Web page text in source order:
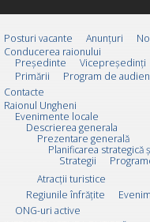
Posturi vacante Anunțuri
Conducerea raionului
Preşedinte
Vicepreşedinţi
Primării
Program de
Contacte
Raionul Ungheni
Evenimente locale
Descrierea generala
Prezentare generală
Planificarea
Strategii
Atracții turistice
Regiunile înfrățite
ONG-uri active